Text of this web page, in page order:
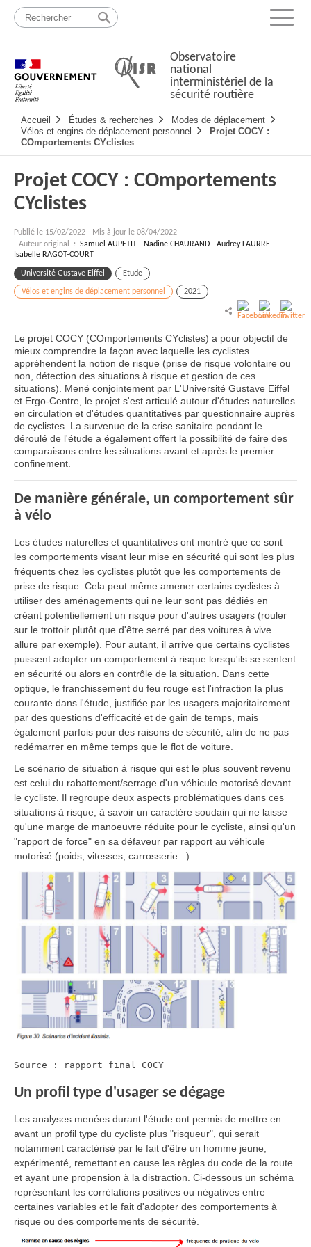
Passer
contenu
Menu
Observatoire
national
interministériel de la
sécurité routière
principale
Accueil Études & recherches
Modes de déplacement
Vélos et engins de déplacement personnel
Projet COCY :
COmportements CYclistes
Projet COCY : COmportements
CYclistes
Publié le 15/02/2022 - Mis à jour le 08/04/2022
- Auteur original : Samuel AUPETIT - Nadine CHAURAND - Audrey FAURRE -
Isabelle RAGOT-COURT
Université Gustave Eiffel Etude
Vélos et engins de déplacement personnel 2021
Le projet COCY (COmportements CYclistes) a pour objectif de
mieux comprendre la façon avec laquelle les cyclistes
appréhendent la notion de risque (prise de risque volontaire ou
non, détection des situations à risque et gestion de ces
situations). Mené conjointement par L'Université Gustave Eiffel
et Ergo-Centre, le projet s'est articulé autour d'études naturelles
en circulation et d'études quantitatives par questionnaire auprès
de cyclistes. La survenue de la crise sanitaire pendant le
déroulé de l'étude a également offert la possibilité de faire des
comparaisons entre les situations avant et après le premier
confinement.
De manière générale, un comportement sûr
à vélo
Les études naturelles et quantitatives ont montré que ce sont
les comportements visant leur mise en sécurité qui sont les plus
fréquents chez les cyclistes plutôt que les comportements de
prise de risque. Cela peut même amener certains cyclistes à
utiliser des aménagements qui ne leur sont pas dédiés en
créant potentiellement un risque pour d'autres usagers (rouler
sur le trottoir plutôt que d'être serré par des voitures à vive
allure par exemple). Pour autant, il arrive que certains cyclistes
puissent adopter un comportement à risque lorsqu'ils se sentent
en sécurité ou alors en contrôle de la situation. Dans cette
optique, le franchissement du feu rouge est l'infraction la plus
courante dans l'étude, justifiée par les usagers majoritairement
par des questions d'efficacité et de gain de temps, mais
également parfois pour des raisons de sécurité, afin de ne pas
redémarrer en même temps que le flot de voiture.
Le scénario de situation à risque qui est le plus souvent revenu
est celui du rabattement/serrage d'un véhicule motorisé devant
le cycliste. Il regroupe deux aspects problématiques dans ces
situations à risque, à savoir un caractère soudain qui ne laisse
qu'une marge de manoeuvre réduite pour le cycliste, ainsi qu'un
"rapport de force" en sa défaveur par rapport au véhicule
motorisé (poids, vitesses, carrosserie...).
Source : rapport final COCY
Un profil type d'usager se dégage
Les analyses menées durant l'étude ont permis de mettre en
avant un profil type du cycliste plus "risqueur", qui serait
notamment caractérisé par le fait d'être un homme jeune,
expérimenté, remettant en cause les règles du code de la route
et ayant une propension à la distraction. Ci-dessous un schéma
représentant les corrélations positives ou négatives entre
certaines variables et le fait d'adopter des comportements à
risque ou des comportements de sécurité.